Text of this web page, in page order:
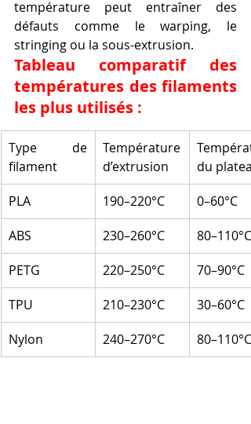
température peut entraîner des
défauts comme le warping, le
stringing ou la sous-extrusion.
Tableau comparatif des
températures des filaments
les plus utilisés :
Type de
filament
Température
d’extrusion
du plateau
PLA
190–220°C
0–60°C
ABS
230–260°C
80–110°C
PETG
220–250°C
70–90°C
TPU
210–230°C
30–60°C
Nylon
240–270°C 80–110°C